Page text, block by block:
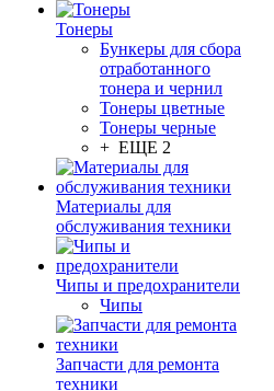
Тонеры
Бункеры для сбора
отработанного
тонера и чернил
Тонеры цветные
Тонеры черные
+ ЕЩЕ 2
Материалы для
обслуживания техники
Чипы и предохранители
Чипы
Запчасти для ремонта
техники